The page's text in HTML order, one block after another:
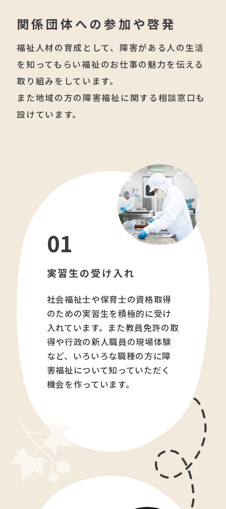
関係団体への参加や啓発
福祉人材の育成として、障害がある人の生活
を知ってもらい福祉のお仕事の魅力を伝える
取り組みをしています。
また地域の方の障害福祉に関する相談窓口も
設けています。
01
実習生の受け入れ
社会福祉士や保育士の資格取得
のための実習生を積極的に受け
入れています。また教員免許の取
得や行政の新人職員の現場体験
など、いろいろな職種の方に障
害福祉について知っていただく
機会を作っています。